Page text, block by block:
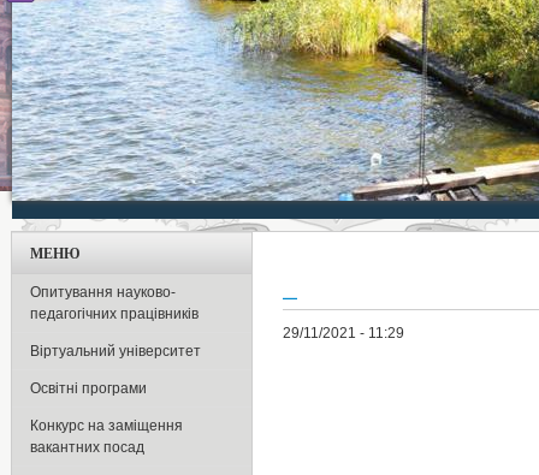
29/11/2021 - 11:29
МЕНЮ
Опитування науково-
педагогічних працівників
Віртуальний університет
Освітні програми
Конкурс на заміщення
вакантних посад